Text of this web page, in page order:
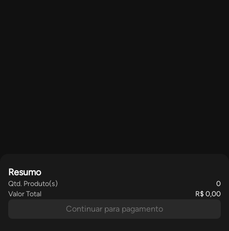
Resumo
Qtd. Produto(s)
0
Valor Total
R$ 0,00
Continuar para pagamento